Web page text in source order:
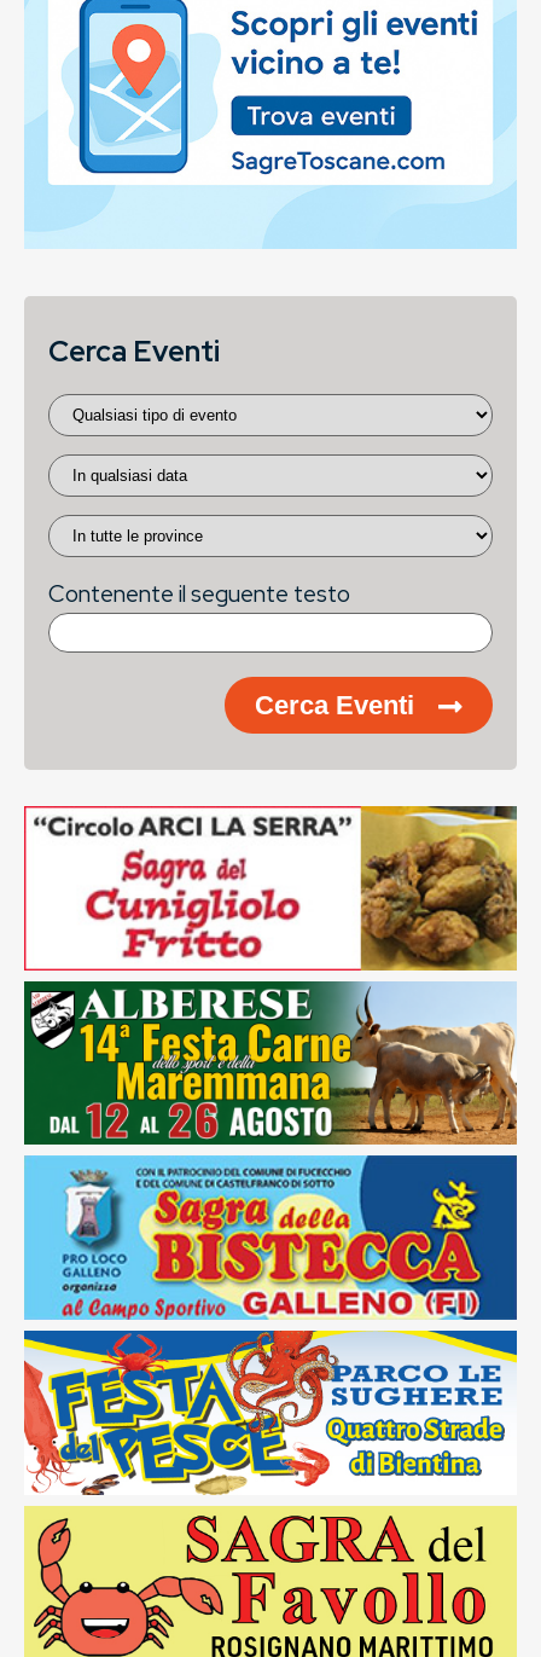
Cerca Eventi
Contenente il seguente testo
Cerca Eventi